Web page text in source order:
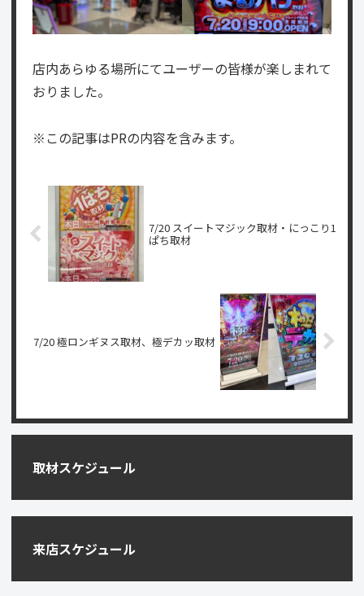
店内あらゆる場所にてユーザーの皆様が楽しまれて
おりました。
※この記事はPRの内容を含みます。
7/20 スイートマジック取材・にっこり1
ぱち取材
7/20 極ロンギヌス取材、極デカッ取材
取材スケジュール
来店スケジュール